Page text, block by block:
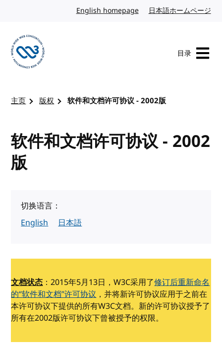
English homepage英文日本語ホームページ
目录
主页 版权 软件和文档许可协议 - 2002版
软件和文档许可协议 - 2002
版
切换语言：
English
日本語
文档状态：2015年5月13日，W3C采用了修订后重新命名
的“软件和文档”许可协议，并将新许可协议应用于之前在
本许可协议下提供的所有W3C文档。新的许可协议授予了
所有在2002版许可协议下曾被授予的权限。